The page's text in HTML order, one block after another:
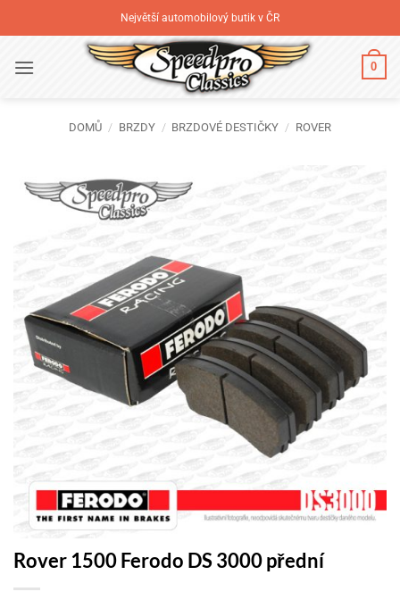
na
Největší automobilový butik v ČR
0
DOMŮ / BRZDY / BRZDOVÉ DESTIČKY / ROVER
Rover 1500 Ferodo DS 3000 přední